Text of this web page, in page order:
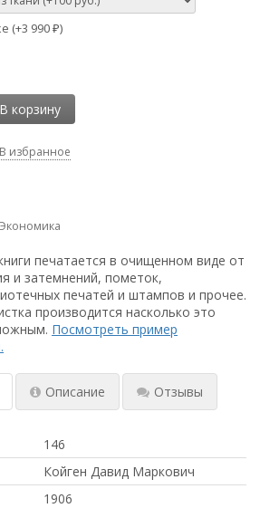
(+3 990 ₽)
В корзину
В избранное
печатается в очищенном виде от
и затемнений, пометок,
печатей и штампов и прочее.
производится насколько это
Посмотреть пример
Описание Отзывы
146
Койген Давид Маркович
1906